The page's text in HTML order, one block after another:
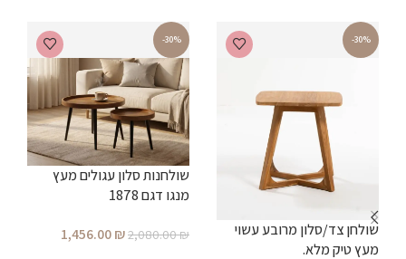
-30%
שולחן צד/סלון מרובע עשוי
מעץ טיק מלא.
-30%
שולחנות סלון עגולים מעץ
מנגו דגם 1878
2,080.00₪
1,456.00₪